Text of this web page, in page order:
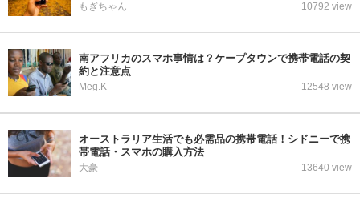
もぎちゃん 10792 view
南アフリカのスマホ事情は？ケープタウンで携帯電話の契
約と注意点
Meg.K 12548 view
オーストラリア生活でも必需品の携帯電話！シドニーで携
帯電話・スマホの購入方法
大豪 13640 view